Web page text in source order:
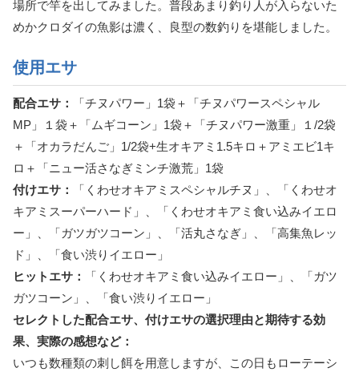
場所で竿を出してみました。普段あまり釣り人が入らないた
めかクロダイの魚影は濃く、良型の数釣りを堪能しました。
使用エサ
配合エサ：
「チヌパワー」1袋＋「チヌパワースペシャル
MP」１袋＋「ムギコーン」1袋＋「チヌパワー激重」１/2袋
＋「オカラだんご」1/2袋+生オキアミ1.5キロ＋アミエビ1キ
ロ＋「ニュー活さなぎミンチ激荒」1袋
付けエサ：
「くわせオキアミスペシャルチヌ」、「くわせオ
キアミスーパーハード」、「くわせオキアミ食い込みイエロ
ー」、「ガツガツコーン」、「活丸さなぎ」、「高集魚レッ
ド」、「食い渋りイエロー」
ヒットエサ：
「くわせオキアミ食い込みイエロー」、「ガツ
ガツコーン」、「食い渋りイエロー」
セレクトした配合エサ、付けエサの選択理由と期待する効
果、実際の感想など：
いつも数種類の刺し餌を用意しますが、この日もローテーシ